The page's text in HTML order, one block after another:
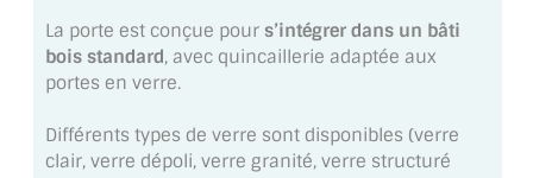
VERRE FEUILLETÉ/TREMPÉ
DALLE DE SOL EN VERRE
PORTE EN VERRE
La porte est conçue pour s’intégrer dans un bâti
bois standard, avec quincaillerie adaptée aux
portes en verre.
Différents types de verre sont disponibles (verre
clair, verre dépoli, verre granité, verre structuré